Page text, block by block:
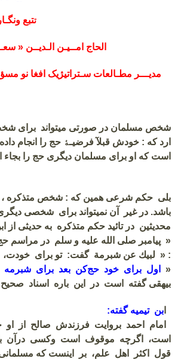
تتبع
الحاج امــیـن الـدیــن «
مدیـــر مطـالعات سـتراتیژیک افغا نو
شخص مسلمان در صورتی میتواند برای
ارد که : خودش قبلآ فرضیـﮥ حج را انجام
است که او برای مسلمان دیگری حج را بجاء
بلی حکم شرعی همین که : شخص متذکره ،
باشد. در غیر آن نمیتواند برای شخصی
محدیثین در تائید حکم متذکره به حدیثی از
« پیامبر صلی الله علیه و سلم در مراسم
: « لبيك عن شبرمة ‌گفت‌: تو برای
«
اول برای خود حج‌كن بعد برای
بیهقی‌ گفته است در این باره اسناد
بن تیمیه‌ گفته‌:
امام احمد بروایت فرزندش صالح از
است‌، اگرچه موقوف است وكسی درآن
قول اكثر اهل علم‌، بر اینست‌ كه